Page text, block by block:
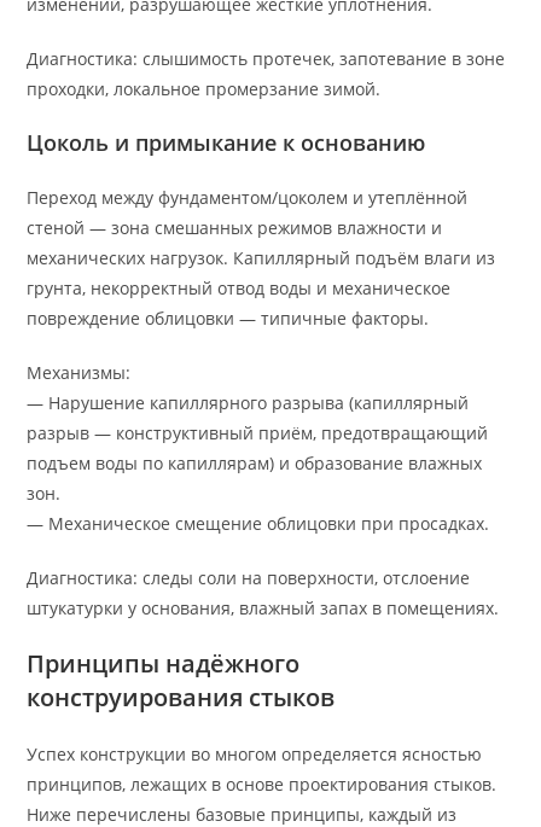
Диагностика: слышимость протечек, запотевание в зоне
проходки, локальное промерзание зимой.
Цоколь и примыкание к основанию
Переход между фундаментом/цоколем и утеплённой
стеной — зона смешанных режимов влажности и
механических нагрузок. Капиллярный подъём влаги из
грунта, некорректный отвод воды и механическое
повреждение облицовки — типичные факторы.
Механизмы:
— Нарушение капиллярного разрыва (капиллярный
разрыв — конструктивный приём, предотвращающий
подъем воды по капиллярам) и образование влажных
зон.
— Механическое смещение облицовки при просадках.
Диагностика: следы соли на поверхности, отслоение
штукатурки у основания, влажный запах в помещениях.
Принципы надёжного
конструирования стыков
Успех конструкции во многом определяется ясностью
принципов, лежащих в основе проектирования стыков.
Ниже перечислены базовые принципы, каждый из